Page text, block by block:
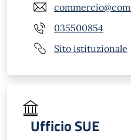
035500854
Sito istituzionale
Ufficio SUE